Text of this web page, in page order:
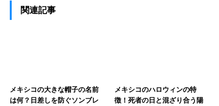
関連記事
メキシコの大きな帽子の名前
は何？日差しを防ぐソンブレ
メキシコのハロウィンの特
徴！死者の日と混ざり合う陽